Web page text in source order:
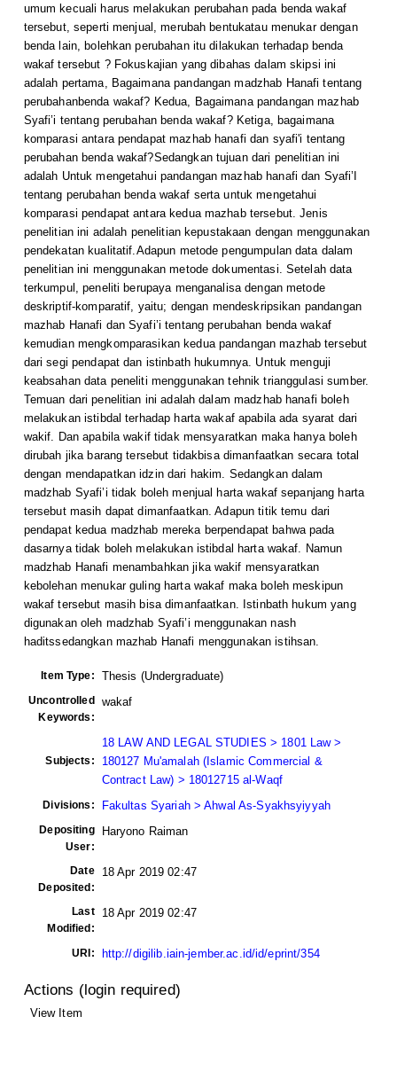
umum kecuali harus melakukan perubahan pada benda wakaf
tersebut, seperti menjual, merubah bentukatau menukar dengan
benda lain, bolehkan perubahan itu dilakukan terhadap benda
wakaf tersebut ? Fokuskajian yang dibahas dalam skipsi ini
adalah pertama, Bagaimana pandangan madzhab Hanafi tentang
perubahanbenda wakaf? Kedua, Bagaimana pandangan mazhab
Syafi’i tentang perubahan benda wakaf? Ketiga, bagaimana
komparasi antara pendapat mazhab hanafi dan syafi'i tentang
perubahan benda wakaf?Sedangkan tujuan dari penelitian ini
adalah Untuk mengetahui pandangan mazhab hanafi dan Syafi’I
tentang perubahan benda wakaf serta untuk mengetahui
komparasi pendapat antara kedua mazhab tersebut. Jenis
penelitian ini adalah penelitian kepustakaan dengan menggunakan
pendekatan kualitatif.Adapun metode pengumpulan data dalam
penelitian ini menggunakan metode dokumentasi. Setelah data
terkumpul, peneliti berupaya menganalisa dengan metode
deskriptif-komparatif, yaitu; dengan mendeskripsikan pandangan
mazhab Hanafi dan Syafi’i tentang perubahan benda wakaf
kemudian mengkomparasikan kedua pandangan mazhab tersebut
dari segi pendapat dan istinbath hukumnya. Untuk menguji
keabsahan data peneliti menggunakan tehnik trianggulasi sumber.
Temuan dari penelitian ini adalah dalam madzhab hanafi boleh
melakukan istibdal terhadap harta wakaf apabila ada syarat dari
wakif. Dan apabila wakif tidak mensyaratkan maka hanya boleh
dirubah jika barang tersebut tidakbisa dimanfaatkan secara total
dengan mendapatkan idzin dari hakim. Sedangkan dalam
madzhab Syafi’i tidak boleh menjual harta wakaf sepanjang harta
tersebut masih dapat dimanfaatkan. Adapun titik temu dari
pendapat kedua madzhab mereka berpendapat bahwa pada
dasarnya tidak boleh melakukan istibdal harta wakaf. Namun
madzhab Hanafi menambahkan jika wakif mensyaratkan
kebolehan menukar guling harta wakaf maka boleh meskipun
wakaf tersebut masih bisa dimanfaatkan. Istinbath hukum yang
digunakan oleh madzhab Syafi’i menggunakan nash
haditssedangkan mazhab Hanafi menggunakan istihsan.
Item Type: Thesis (Undergraduate)
Uncontrolled
Keywords:
wakaf
Subjects:
18 LAW AND LEGAL STUDIES > 1801 Law >
180127 Mu'amalah (Islamic Commercial &
Contract Law) > 18012715 al-Waqf
Divisions: Fakultas Syariah > Ahwal As-Syakhsyiyyah
Depositing
User:
Haryono Raiman
Date
Deposited:
18 Apr 2019 02:47
Last
Modified:
18 Apr 2019 02:47
URI: http://digilib.iain-jember.ac.id/id/eprint/354
Actions (login required)
View Item